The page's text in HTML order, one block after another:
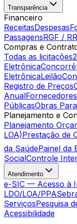
Transparência
Financeiro
ReceitasDespesas
PassagensRGF /
Compras e
Todas as licitações
Eletrônica
EletrônicaLeilão
Registro de Preços
Anual
PúblicasObras
Planejamento e
Planejamento
LOA)Prestação de
da SaúdePainel da
SocialControle
Atendimento
e-SIC — Acesso à
LDO/LOA/PPA
ServiçosPesquisa
Acessibilidade